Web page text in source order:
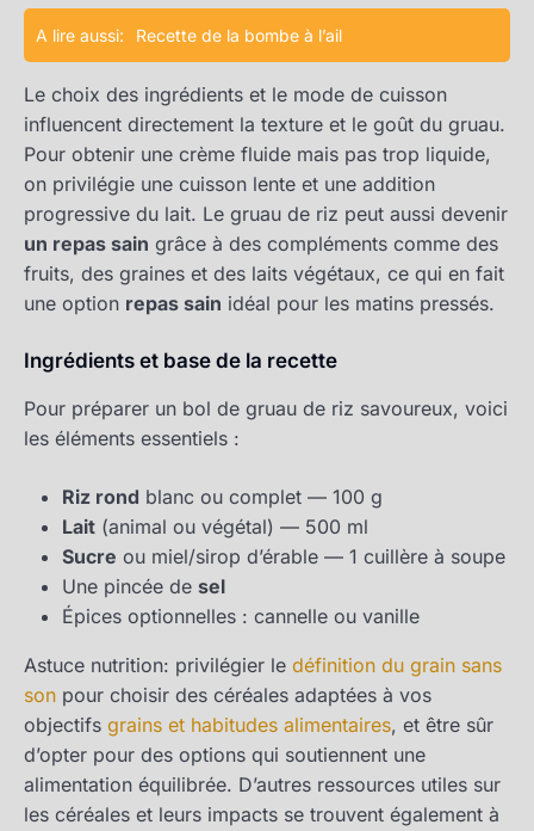
A lire aussi: Recette de la bombe à l’ail
Le choix des ingrédients et le mode de cuisson
influencent directement la texture et le goût du gruau.
Pour obtenir une crème fluide mais pas trop liquide,
on privilégie une cuisson lente et une addition
progressive du lait. Le gruau de riz peut aussi devenir
un repas sain grâce à des compléments comme des
fruits, des graines et des laits végétaux, ce qui en fait
une option repas sain idéal pour les matins pressés.
Ingrédients et base de la recette
Pour préparer un bol de gruau de riz savoureux, voici
les éléments essentiels :
Riz rond blanc ou complet — 100 g
Lait (animal ou végétal) — 500 ml
Sucre ou miel/sirop d’érable — 1 cuillère à soupe
Une pincée de sel
Épices optionnelles : cannelle ou vanille
Astuce nutrition: privilégier le définition du grain sans
son pour choisir des céréales adaptées à vos
objectifs grains et habitudes alimentaires, et être sûr
d’opter pour des options qui soutiennent une
alimentation équilibrée. D’autres ressources utiles sur
les céréales et leurs impacts se trouvent également à